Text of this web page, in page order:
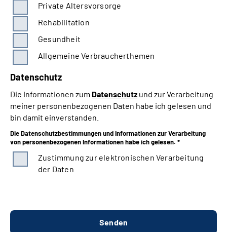
Private Altersvorsorge
Rehabilitation
Gesundheit
Allgemeine Verbraucherthemen
Datenschutz
Die Informationen zum Datenschutz und zur Verarbeitung
meiner personenbezogenen Daten habe ich gelesen und
bin damit einverstanden.
Die Datenschutzbestimmungen und Informationen zur Verarbeitung
von personenbezogenen Informationen habe ich gelesen. *
Zustimmung zur elektronischen Verarbeitung
der Daten